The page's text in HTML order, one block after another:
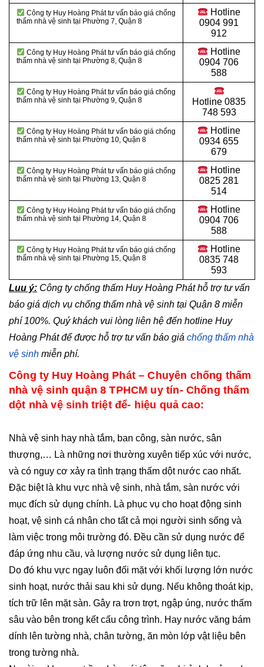
Công ty Huy Hoàng Phát tư vấn báo giá chống
thấm nhà vệ sinh tại Phường 7, Quận 8
Hotline
0904 991
912
Công ty Huy Hoàng Phát tư vấn báo giá chống
thấm nhà vệ sinh tại Phường 8, Quận 8
Hotline
0904 706
588
Công ty Huy Hoàng Phát tư vấn báo giá chống
thấm nhà vệ sinh tại Phường 9, Quận 8
Hotline 0835
748 593
Công ty Huy Hoàng Phát tư vấn báo giá chống
thấm nhà vệ sinh tại Phường 10, Quận 8
Hotline
0934 655
679
Công ty Huy Hoàng Phát tư vấn báo giá chống
thấm nhà vệ sinh tại Phường 13, Quận 8
Hotline
0825 281
514
Công ty Huy Hoàng Phát tư vấn báo giá chống
thấm nhà vệ sinh tại Phường 14, Quận 8
Hotline
0904 706
588
Công ty Huy Hoàng Phát tư vấn báo giá chống
thấm nhà vệ sinh tại Phường 15, Quận 8
Hotline
0835 748
593
Luu ý: Công ty chống thấm Huy Hoàng Phát hỗ trợ tư vấn
báo giá dịch vụ chống thấm nhà vệ sinh tại Quận 8 miễn
phí 100%. Quý khách vui lòng liên hệ đến hotline Huy
Hoàng Phát để được hỗ trợ tư vấn báo giá chống thấm nhà
vệ sinh miễn phí.
Công ty Huy Hoàng Phát – Chuyên chống thấm
nhà vệ sinh quận 8 TPHCM uy tín- Chống thấm
dột nhà vệ sinh triệt để- hiệu quả cao:
Nhà vệ sinh hay nhà tắm, ban công, sàn nước, sân
thượng,… Là những nơi thường xuyên tiếp xúc với nước,
và có nguy cơ xảy ra tình trạng thấm dột nước cao nhất.
Đặc biệt là khu vực nhà vệ sinh, nhà tắm, sàn nước với
mục đích sử dụng chính. Là phục vụ cho hoạt động sinh
hoạt, vệ sinh cá nhân cho tất cả mọi người sinh sống và
làm việc trong môi trường đó. Đều cần sử dụng nước để
đáp ứng nhu cầu, và lượng nước sử dụng liên tục.
Do đó khu vực ngay luôn đối mặt với khối lượng lớn nước
sinh hoạt, nước thải sau khi sử dụng. Nếu không thoát kịp,
tích trữ lên mặt sàn. Gây ra trơn trợt, ngập úng, nước thấm
sâu vào bên trong kết cấu công trình. Hay nước văng bám
dính lên tường nhà, chân tường, ăn mòn lớp vật liệu bên
trong tường nhà.